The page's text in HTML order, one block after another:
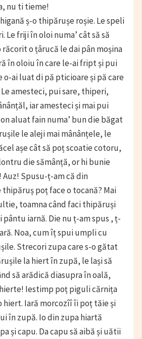
nu ti tieme!
ș-o thipărușe roșie. Le speli
Le friji în oloi numa’ cât să să
răcorit o țârucă le dai pân moșina
în oloiu în care le-ai fript și pui
o-ai luat di pă pticioare și pă care
amesteci, pui sare, thiperi,
iar amesteci și mai pui
aluat fain numa’ bun die băgat
le aleji mai mânânțele, le
așe cât să poț scoatie cotoru,
die sămânță, or hi bunie
Spusu-ț-am că din
poț face o tocană? Mai
toamna când faci thipăruși
iarnă. Die nu ț-am spus , ț-
Noa, cum îț spui umpli cu
Strecori zupa care s-o gătat
la hiert în zupă, le lași să
să arădică diasupra în oală,
Iestimp poț piguli cărnița
hiert. Iară morcozîî îi poț tăie și
în zupă. Io din zupa hiartă
și capu. Da capu să aibă și uătii